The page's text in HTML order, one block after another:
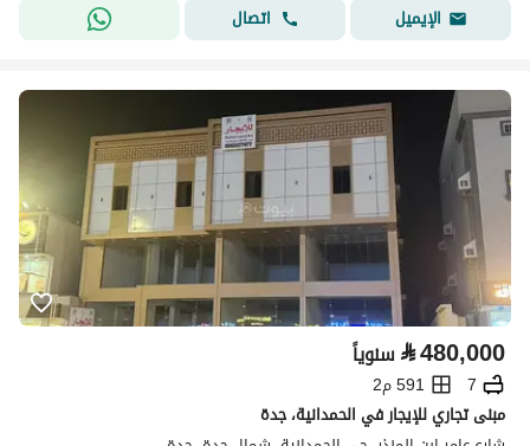
الإيميل
اتصال
⃁480,000 سنوياً
7
591 م2
مبنى تجاري للإيجار في الحمدانية، جدة